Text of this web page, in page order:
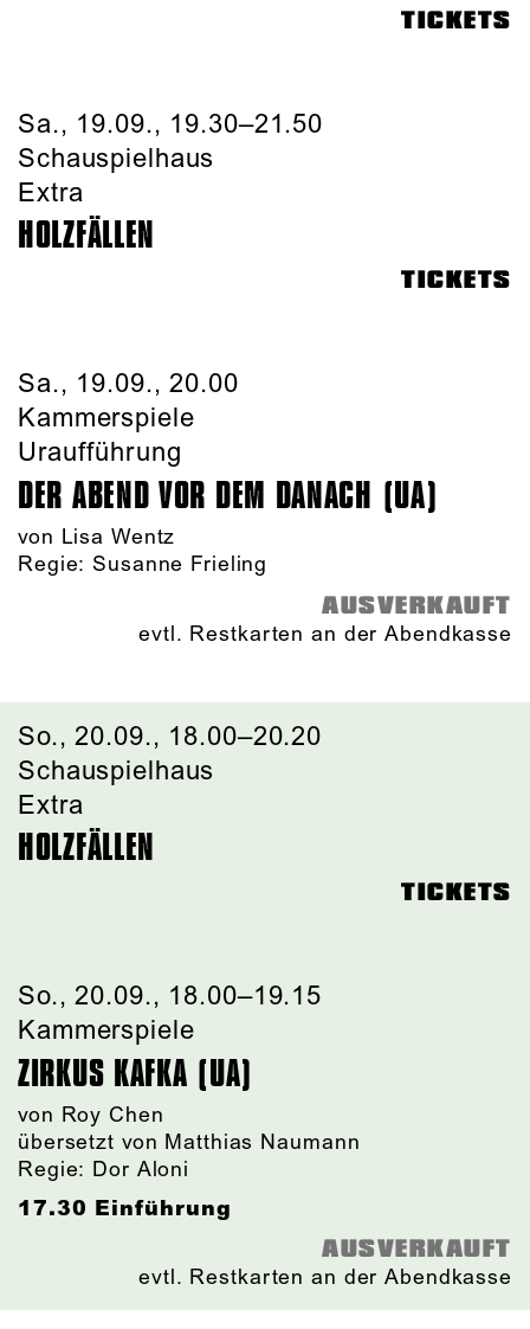
TICKETS
Sa., 19.09., 19.30–21.50
Schauspielhaus
Extra
HOLZFÄLLEN
TICKETS
Sa., 19.09., 20.00
Kammerspiele
Uraufführung
DER ABEND VOR DEM DANACH (UA)
von Lisa Wentz
Regie: Susanne Frieling
AUSVERKAUFT
evtl. Restkarten an der Abendkasse
So., 20.09., 18.00–20.20
Schauspielhaus
Extra
HOLZFÄLLEN
TICKETS
So., 20.09., 18.00–19.15
Kammerspiele
ZIRKUS KAFKA (UA)
von Roy Chen
übersetzt von Matthias Naumann
Regie: Dor Aloni
17.30 Einführung
AUSVERKAUFT
evtl. Restkarten an der Abendkasse